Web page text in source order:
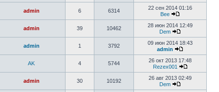
admin 6 6314
22 сен 2014 01:16
Bee
admin 39 10462
28 июн 2014 12:49
Dem
admin 1 3792
09 июн 2014 18:43
admin
AK 4 5744
26 окт 2013 17:48
Rezex001
admin 30 10192
26 авг 2013 02:49
Dem